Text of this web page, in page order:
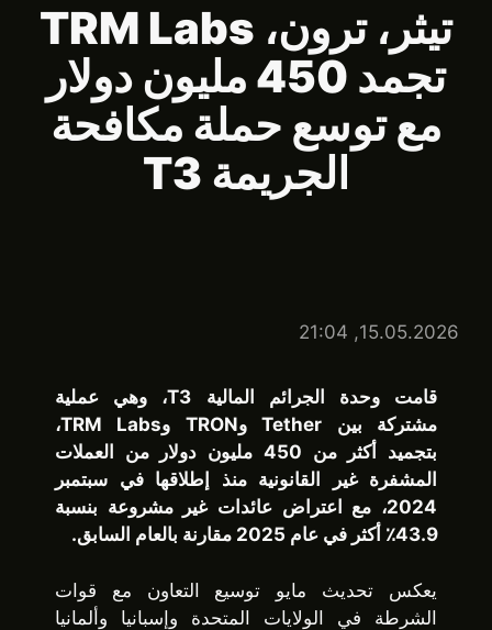
تيثر، ترون، TRM Labs
تجمد 450 مليون دولار
مع توسع حملة مكافحة
الجريمة T3
15.05.2026, 21:04
قامت وحدة الجرائم المالية T3، وهي عملية
مشتركة بين Tether وTRON وTRM Labs،
بتجميد أكثر من 450 مليون دولار من العملات
المشفرة غير القانونية منذ إطلاقها في سبتمبر
2024، مع اعتراض عائدات غير مشروعة بنسبة
43.9٪ أكثر في عام 2025 مقارنة بالعام السابق.
يعكس تحديث مايو توسيع التعاون مع قوات
الشرطة في الولايات المتحدة وإسبانيا وألمانيا